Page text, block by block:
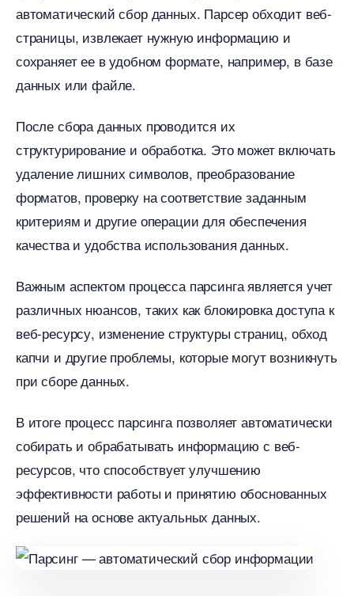
автоматический сбор данных. Парсер обходит веб-
страницы, извлекает нужную информацию и
сохраняет ее в удобном формате, например, в базе
данных или файле.​
После сбора данных проводится их
структурирование и обработка. Это может включать
удаление лишних символов, преобразование
форматов, проверку на соответствие заданным
критериям и другие операции для обеспечения
качества и удобства использования данных.​
ажным аспектом процесса парсинга является учет
различных нюансов, таких как блокировка доступа к
еб-ресурсу, изменение структуры страниц, обход
капчи и другие проблемы, которые могут возникнуть
при сборе данных.​
итоге процесс парсинга позволяет автоматически
собирать и обрабатывать информацию с веб-
ресурсов, что способствует улучшению
эффективности работы и принятию обоснованных
решений на основе актуальных данных.